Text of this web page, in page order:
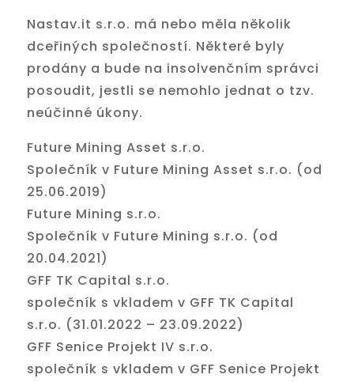
Nastav.it s.r.o. má nebo měla několik
dceřiných společností. Některé byly
prodány a bude na insolvenčním správci
posoudit, jestli se nemohlo jednat o tzv.
neúčinné úkony.
Future Mining Asset s.r.o.
Společník v Future Mining Asset s.r.o. (od
25.06.2019)
Future Mining s.r.o.
Společník v Future Mining s.r.o. (od
20.04.2021)
GFF TK Capital s.r.o.
společník s vkladem v GFF TK Capital
s.r.o. (31.01.2022 – 23.09.2022)
GFF Senice Projekt IV s.r.o.
společník s vkladem v GFF Senice Projekt